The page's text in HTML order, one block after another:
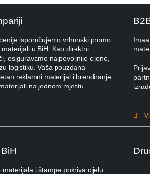
isporučujemo vrhunski promo
u BiH. Kao direktni
osiguravamo najpovoljnije cijene,
logistiku. Vaša pouzdana
reklamni materijal i brendiranje.
na jednom mjestu.
materijala i štampe pokriva cijelu